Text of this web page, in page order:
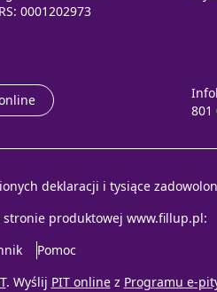
0001202973
801
deklaracji i tysiące
produktowej www.fillup.pl:
Pomoc
. Wyślij PIT online z Programu e-